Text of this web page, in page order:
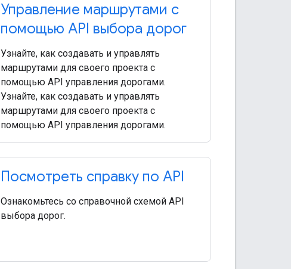
Управление маршрутами с
помощью API выбора дорог
Узнайте, как создавать и управлять
маршрутами для своего проекта с
помощью API управления дорогами.
Узнайте, как создавать и управлять
маршрутами для своего проекта с
помощью API управления дорогами.
Посмотреть справку по API
Ознакомьтесь со справочной схемой API
выбора дорог.